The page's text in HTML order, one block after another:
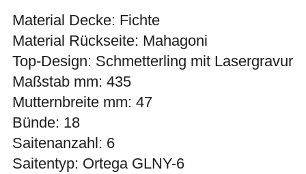
Material Decke: Fichte
Material Rückseite: Mahagoni
Top-Design: Schmetterling mit Lasergravur
Maßstab mm: 435
Mutternbreite mm: 47
Bünde: 18
Saitenanzahl: 6
Saitentyp: Ortega GLNY-6